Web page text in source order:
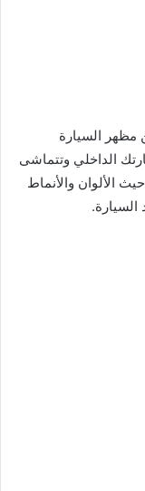
مظهر السيارة
الداخلي وتتماشى
الألوان والأنماط